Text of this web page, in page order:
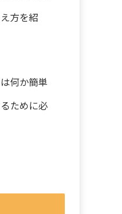
方を紹
何か簡単
ために必